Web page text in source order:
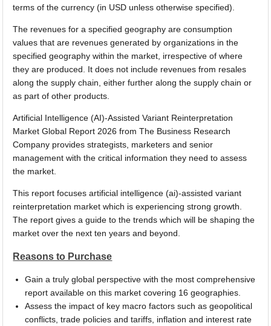
terms of the currency (in USD unless otherwise specified).
The revenues for a specified geography are consumption
values that are revenues generated by organizations in the
specified geography within the market, irrespective of where
they are produced. It does not include revenues from resales
along the supply chain, either further along the supply chain or
as part of other products.
Artificial Intelligence (AI)-Assisted Variant Reinterpretation
Market Global Report 2026 from The Business Research
Company provides strategists, marketers and senior
management with the critical information they need to assess
the market.
This report focuses artificial intelligence (ai)-assisted variant
reinterpretation market which is experiencing strong growth.
The report gives a guide to the trends which will be shaping the
market over the next ten years and beyond.
Reasons to Purchase
Gain a truly global perspective with the most comprehensive
report available on this market covering 16 geographies.
Assess the impact of key macro factors such as geopolitical
conflicts, trade policies and tariffs, inflation and interest rate